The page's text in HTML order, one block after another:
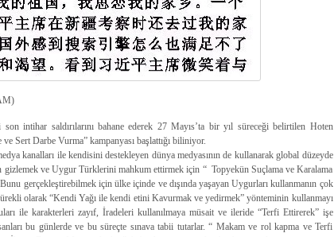
intihar saldırılarını bahane ederek 27 Mayıs’ta bir yıl süreceği belirtilen Hoten
Sert Darbe Vurma” kampanyası başlattığı biliniyor.
kanalları ile kendisini destekleyen dünya medyasının de kullanarak global düzeyde
gizlemek ve Uygur Türklerini mahkum ettirmek için “ Topyekün Suçlama ve Karalama
gerçekleştirebilmek için ülke içinde ve dışında yaşayan Uygurları kullanmanın çok
olarak “Kendi Yağı ile kendi etini Kavurmak ve yedirmek” yönteminin kullanmayı
ile karakterleri zayıf, İradeleri kullanılmaya müsait ve ileride “Terfi Ettirerek” işe
bu günlerde ve bu süreçte sınava tabii tutarlar. “ Makam ve rol kapma ve Terfi